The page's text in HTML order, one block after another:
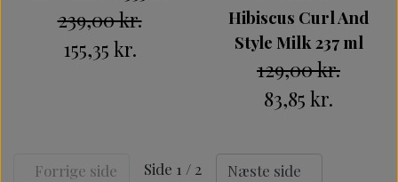
239,00 kr.
155,35 kr.
Hibiscus Curl And
Style Milk 237 ml
129,00 kr.
83,85 kr.
Forrige side Side 1 / 2 Næste side